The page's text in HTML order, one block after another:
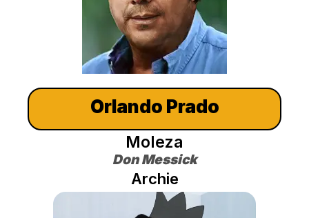
Orlando Prado
Moleza
Don Messick‎‎
Archie